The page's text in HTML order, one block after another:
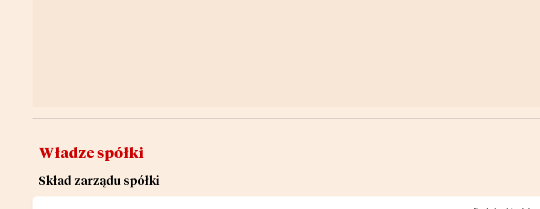
Władze spółki
Skład zarządu spółki